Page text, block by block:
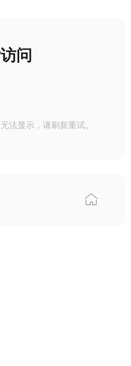
问
法显示，请刷新重试。